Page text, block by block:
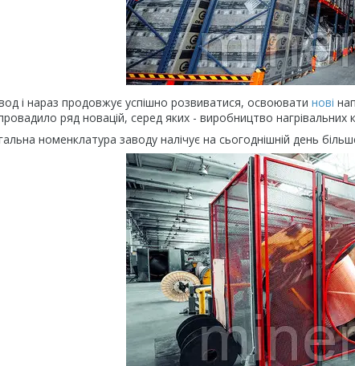
і нараз продовжує успішно розвиватися, освоювати нові
ряд новацій, серед яких - виробництво нагрівальних
номенклатура заводу налічує на сьогоднішній день